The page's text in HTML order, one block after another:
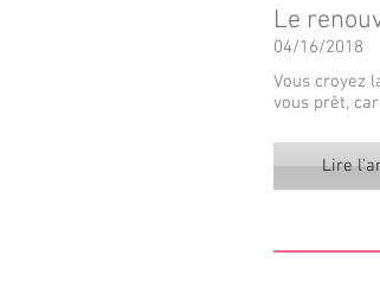
Le
04/16/2018
Vous croyez
vous prêt,
Lire